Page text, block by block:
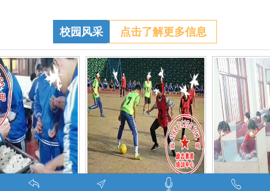
校园风采 点击了解更多信息